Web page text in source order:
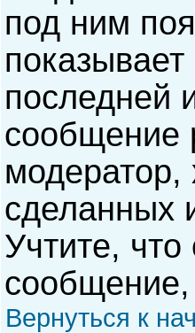
под ним
последней
сообщение
модератор,
сделанных
Учтите,
сообщение,
Вернуться к